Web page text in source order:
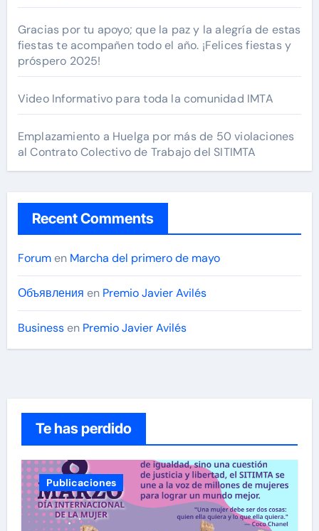
Gracias por tu apoyo; que la paz y la alegría de estas
fiestas te acompañen todo el año. ¡Felices fiestas y
próspero 2025!
Video Informativo para toda la comunidad IMTA
Emplazamiento a Huelga por más de 50 violaciones
al Contrato Colectivo de Trabajo del SITIMTA
Recent Comments
Forumen Marcha del primero de mayo
Объявления en Premio Javier Avilés
Businessen Premio Javier Avilés
Te has perdido
Publicaciones